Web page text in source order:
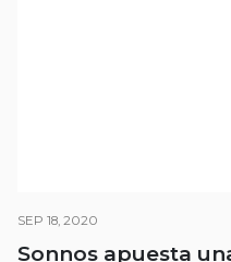
SEP 18, 2020
Sonnos apuesta